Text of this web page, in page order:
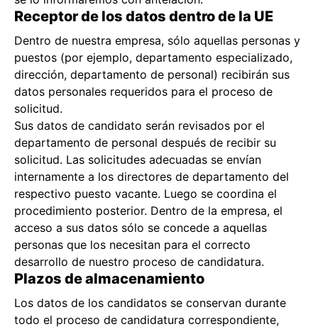
Receptor de los datos dentro de la UE
Dentro de nuestra empresa, sólo aquellas personas y
puestos (por ejemplo, departamento especializado,
dirección, departamento de personal) recibirán sus
datos personales requeridos para el proceso de
solicitud.
Sus datos de candidato serán revisados por el
departamento de personal después de recibir su
solicitud. Las solicitudes adecuadas se envían
internamente a los directores de departamento del
respectivo puesto vacante. Luego se coordina el
procedimiento posterior. Dentro de la empresa, el
acceso a sus datos sólo se concede a aquellas
personas que los necesitan para el correcto
desarrollo de nuestro proceso de candidatura.
Plazos de almacenamiento
Los datos de los candidatos se conservan durante
todo el proceso de candidatura correspondiente,